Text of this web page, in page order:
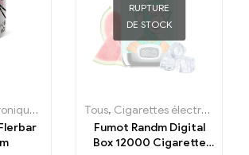
Cigarettes électroniques jetables Irlande ,Cigarettes
RUPTURE
DE STOCK
Tous, Cigarettes électroniques jetables
Fumot Randm Digital
Box 12000 Cigarette